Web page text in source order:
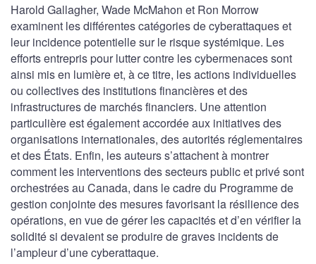
Harold Gallagher, Wade McMahon et Ron Morrow
examinent les différentes catégories de cyberattaques et
leur incidence potentielle sur le risque systémique. Les
efforts entrepris pour lutter contre les cybermenaces sont
ainsi mis en lumière et, à ce titre, les actions individuelles
ou collectives des institutions financières et des
infrastructures de marchés financiers. Une attention
particulière est également accordée aux initiatives des
organisations internationales, des autorités réglementaires
et des États. Enfin, les auteurs s’attachent à montrer
comment les interventions des secteurs public et privé sont
orchestrées au Canada, dans le cadre du Programme de
gestion conjointe des mesures favorisant la résilience des
opérations, en vue de gérer les capacités et d’en vérifier la
solidité si devaient se produire de graves incidents de
l’ampleur d’une cyberattaque.